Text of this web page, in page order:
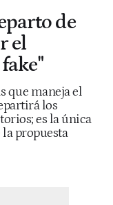
de
el
que maneja el
los
es la única
propuesta